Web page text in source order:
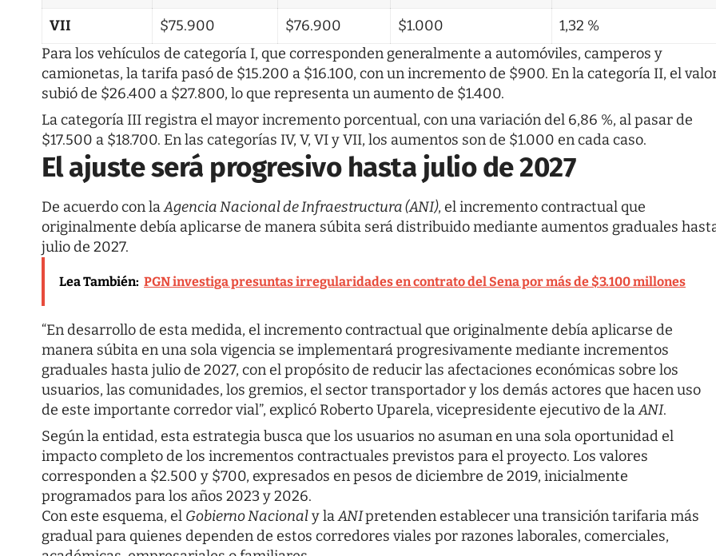
VII
$75.900 $76.900 $1.000
1,32 %
Para los vehículos de categoría I, que corresponden generalmente a automóviles, camperos y
camionetas, la tarifa pasó de $15.200 a $16.100, con un incremento de $900. En la categoría II, el
subió de $26.400 a $27.800, lo que representa un aumento de $1.400.
La categoría III registra el mayor incremento porcentual, con una variación del 6,86 %, al pasar de
$17.500 a $18.700. En las categorías IV, V, VI y VII, los aumentos son de $1.000 en cada caso.
El ajuste será progresivo hasta julio de 2027
De acuerdo con laAgencia Nacional de Infraestructura (ANI), el incremento contractual que
originalmente debía aplicarse de manera súbita será distribuido mediante aumentos graduales
julio de 2027.
Lea También: PGN investiga presuntas irregularidades en contrato del Sena por más de $3.100 millones
“En desarrollo de esta medida, el incremento contractual que originalmente debía aplicarse de
manera súbita en una sola vigencia se implementará progresivamente mediante incrementos
graduales hasta julio de 2027, con el propósito de reducir las afectaciones económicas sobre los
usuarios, las comunidades, los gremios, el sector transportador y los demás actores que hacen uso
de este importante corredor vial”, explicó Roberto Uparela, vicepresidente ejecutivo de laANI.
Según la entidad, esta estrategia busca que los usuarios no asuman en una sola oportunidad el
impacto completo de los incrementos contractuales previstos para el proyecto. Los valores
corresponden a $2.500 y $700, expresados en pesos de diciembre de 2019, inicialmente
programados para los años 2023 y 2026.
Con este esquema, el Gobierno Nacionaly laANIpretenden establecer una transición tarifaria más
gradual para quienes dependen de estos corredores viales por razones laborales, comerciales,